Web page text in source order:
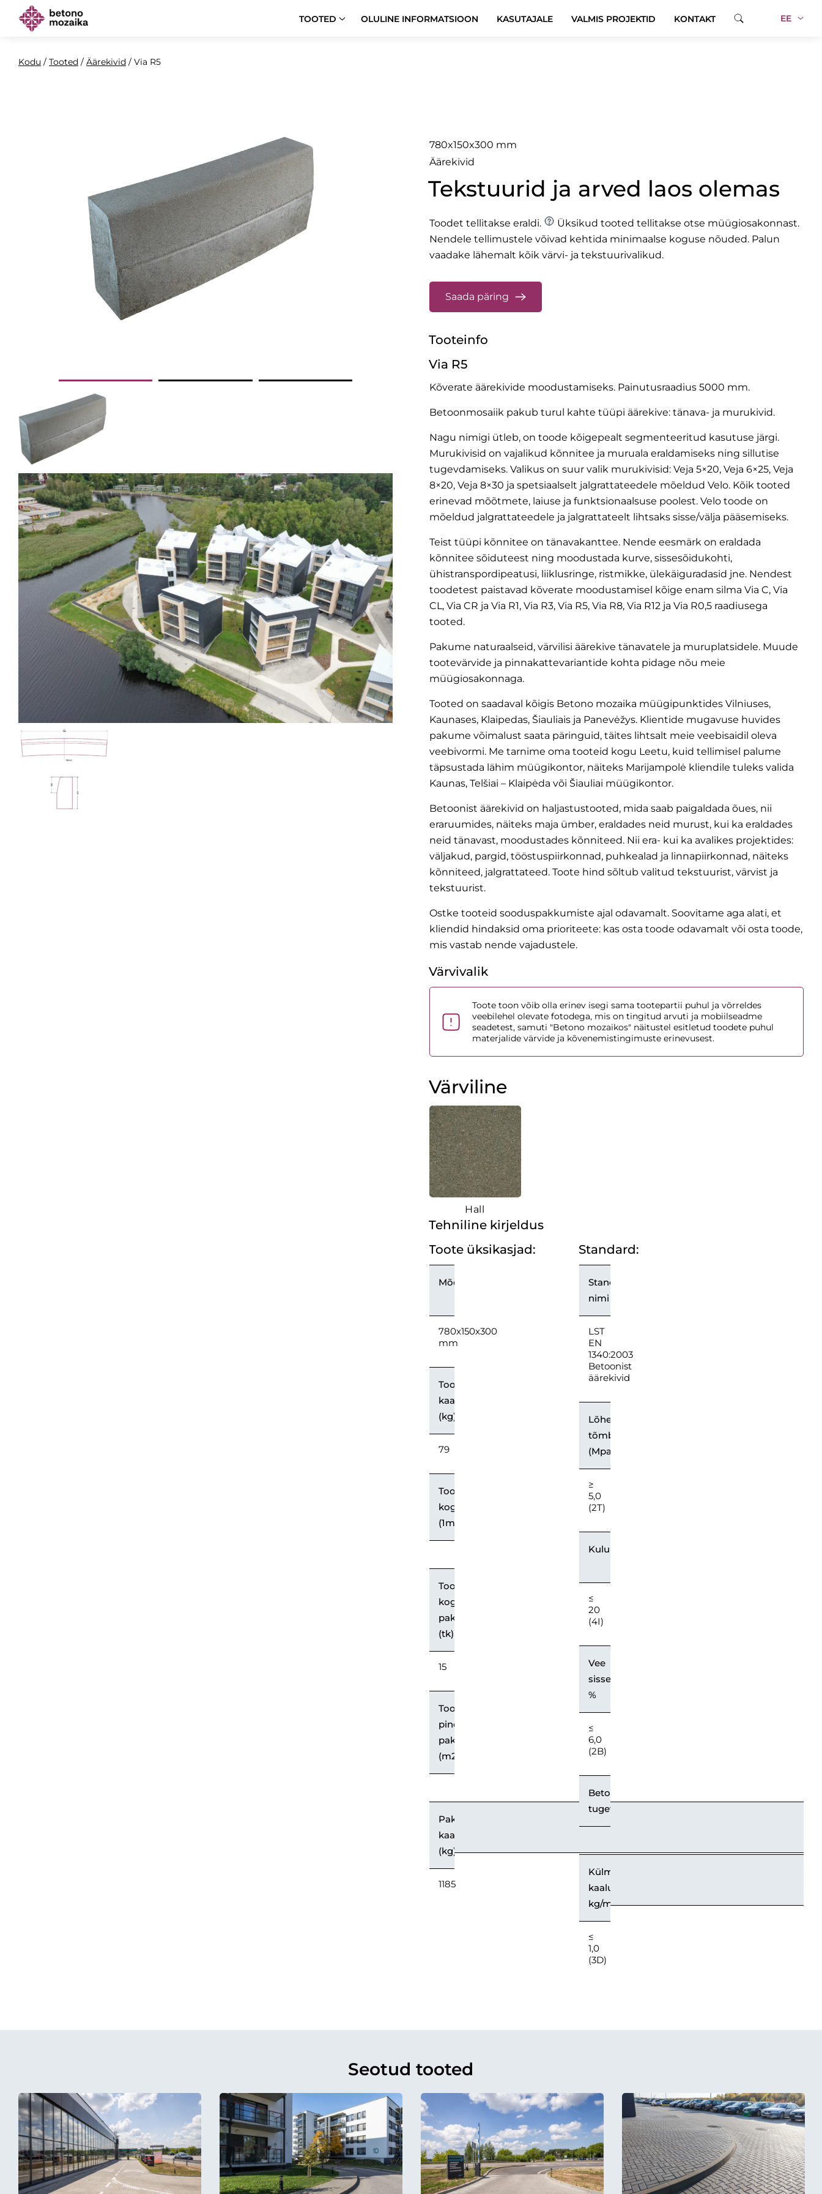
TOOTED OLULINE INFORMATSIOON KASUTAJALE VALMIS PROJEKTID KONTAKT EE
Kodu / Tooted / Äärekivid / Via R5
780x150x300 mm
Äärekivid
Tekstuurid ja arved laos olemas
Toodet tellitakse eraldi.
Üksikud tooted tellitakse otse müügiosakonnast.
Nendele tellimustele võivad kehtida minimaalse koguse nõuded. Palun
vaadake lähemalt kõik värvi- ja tekstuurivalikud.
Saada päring
Tooteinfo
Via R5
Kõverate äärekivide moodustamiseks. Painutusraadius 5000 mm.
Betoonmosaiik pakub turul kahte tüüpi äärekive: tänava- ja murukivid.
Nagu nimigi ütleb, on toode kõigepealt segmenteeritud kasutuse järgi.
Murukivisid on vajalikud kõnnitee ja muruala eraldamiseks ning sillutise
tugevdamiseks. Valikus on suur valik murukivisid: Veja 5×20, Veja 6×25, Veja
8×20, Veja 8×30 ja spetsiaalselt jalgrattateedele mõeldud Velo. Kõik tooted
erinevad mõõtmete, laiuse ja funktsionaalsuse poolest. Velo toode on
mõeldud jalgrattateedele ja jalgrattateelt lihtsaks sisse/välja pääsemiseks.
Teist tüüpi kõnnitee on tänavakanttee. Nende eesmärk on eraldada
kõnnitee sõiduteest ning moodustada kurve, sissesõidukohti,
ühistranspordipeatusi, liiklusringe, ristmikke, ülekäiguradasid jne. Nendest
toodetest paistavad kõverate moodustamisel kõige enam silma Via C, Via
CL, Via CR ja Via R1, Via R3, Via R5, Via R8, Via R12 ja Via R0,5 raadiusega
tooted.
Pakume naturaalseid, värvilisi äärekive tänavatele ja muruplatsidele. Muude
tootevärvide ja pinnakattevariantide kohta pidage nõu meie
müügiosakonnaga.
Tooted on saadaval kõigis Betono mozaika müügipunktides Vilniuses,
Kaunases, Klaipedas, Šiauliais ja Panevėžys. Klientide mugavuse huvides
pakume võimalust saata päringuid, täites lihtsalt meie veebisaidil oleva
veebivormi. Me tarnime oma tooteid kogu Leetu, kuid tellimisel palume
täpsustada lähim müügikontor, näiteks Marijampolė kliendile tuleks valida
Kaunas, Telšiai – Klaipėda või Šiauliai müügikontor.
Betoonist äärekivid on haljastustooted, mida saab paigaldada õues, nii
eraruumides, näiteks maja ümber, eraldades neid murust, kui ka eraldades
neid tänavast, moodustades kõnniteed. Nii era- kui ka avalikes projektides:
väljakud, pargid, tööstuspiirkonnad, puhkealad ja linnapiirkonnad, näiteks
kõnniteed, jalgrattateed. Toote hind sõltub valitud tekstuurist, värvist ja
tekstuurist.
Ostke tooteid sooduspakkumiste ajal odavamalt. Soovitame aga alati, et
kliendid hindaksid oma prioriteete: kas osta toode odavamalt või osta toode,
mis vastab nende vajadustele.
Värvivalik
Toote toon võib olla erinev isegi sama tootepartii puhul ja võrreldes
veebilehel olevate fotodega, mis on tingitud arvuti ja mobiilseadme
seadetest, samuti "Betono mozaikos" näitustel esitletud toodete puhul
materjalide värvide ja kõvenemistingimuste erinevusest.
Värviline
Hall
Tehniline kirjeldus
Toote üksikasjad:
Mõõtmed
780x150x300
mm
Toote
kaal
(kg)
79
Toodete
kogus
(1m2)
Toodete
kogus
pakendis
(tk)
15
Toote
pindala
pakendis
(m2)
Pakendi
kaal
(kg)
1185
Standard:
Standardi
nimi
LST
EN
1340:2003
Betoonist
äärekivid
Lõhestav
tõmbetugevus
(Mpa)
≥
5,0
(2T)
Kulumiskindlus
≤
20
(4I)
Vee
sissetung
%
≤
6,0
(2B)
Betooni
tugevusklass
Külmakindlus,
kaalukaotus
kg/m2
≤
1,0
(3D)
Seotud tooted